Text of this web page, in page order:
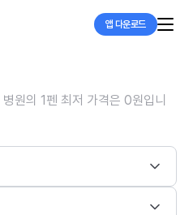
앱 다운로드
원의 1펜 최저 가격은 0원입니